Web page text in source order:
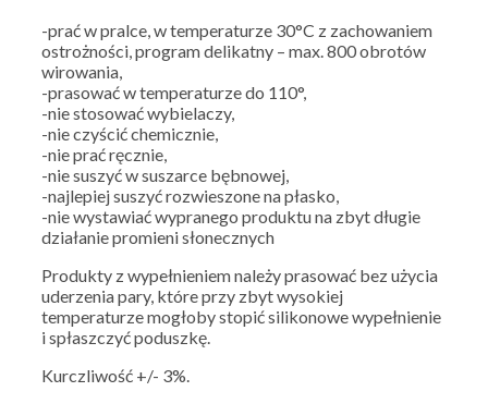
-prać w pralce, w temperaturze 30°C z zachowaniem
ostrożności, program delikatny – max. 800 obrotów
wirowania,
-prasować w temperaturze do 110°,
-nie stosować wybielaczy,
-nie czyścić chemicznie,
-nie prać ręcznie,
-nie suszyć w suszarce bębnowej,
-najlepiej suszyć rozwieszone na płasko,
-nie wystawiać wypranego produktu na zbyt długie
działanie promieni słonecznych
Produkty z wypełnieniem należy prasować bez użycia
uderzenia pary, które przy zbyt wysokiej
temperaturze mogłoby stopić silikonowe wypełnienie
i spłaszczyć poduszkę.
Kurczliwość +/- 3%.